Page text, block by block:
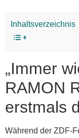
Inhaltsverzeichnis
„Immer
RAMON
Während der ZDF-